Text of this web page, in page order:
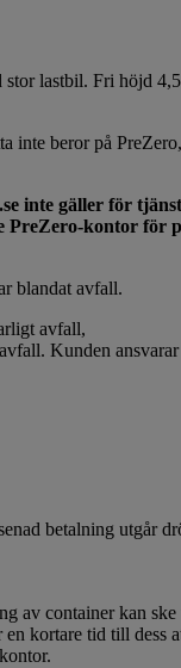
lastbil. Fri höjd
inte beror på
inte gäller för
PreZero-kontor för
blandat avfall.
avfall,
Kunden
betalning utgår
av container kan
kortare tid till